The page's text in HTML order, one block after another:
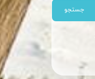
جستجو